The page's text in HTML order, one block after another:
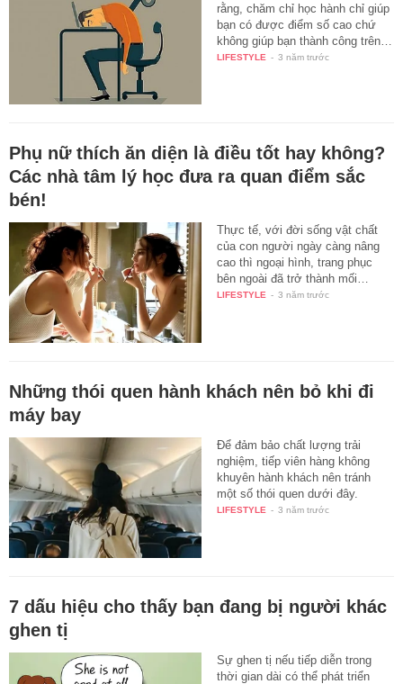
rằng, chăm chỉ học hành chỉ giúp
bạn có được điểm số cao chứ
không giúp bạn thành công trên…
LIFESTYLE - 3 năm trước
Phụ nữ thích ăn diện là điều tốt hay không?
Các nhà tâm lý học đưa ra quan điểm sắc
bén!
Thực tế, với đời sống vật chất
của con người ngày càng nâng
cao thì ngoại hình, trang phục
bên ngoài đã trở thành mối…
LIFESTYLE - 3 năm trước
Những thói quen hành khách nên bỏ khi đi
máy bay
Để đảm bảo chất lượng trải
nghiệm, tiếp viên hàng không
khuyên hành khách nên tránh
một số thói quen dưới đây.
LIFESTYLE - 3 năm trước
7 dấu hiệu cho thấy bạn đang bị người khác
ghen tị
Sự ghen tị nếu tiếp diễn trong
thời gian dài có thể phát triển